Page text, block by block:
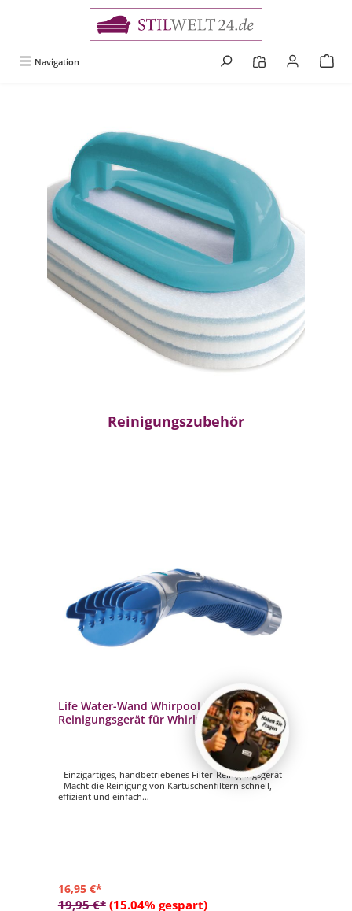
Navigation
Reinigungszubehör
Life Water-Wand Whirpool Filter
Reinigungsgerät für Whirlpoolfilter
- Einzigartiges, handbetriebenes Filter-Reinigungsgerät
- Macht die Reinigung von Kartuschenfiltern schnell,
effizient und einfach
16,95 €*
19,95 €* (15.04% gespart)